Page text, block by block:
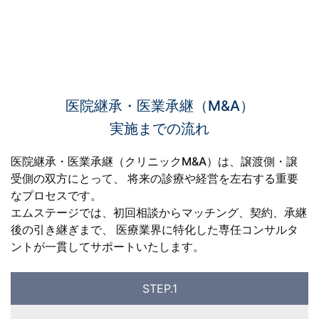
医院継承・医業承継（M&A）
実施までの流れ
医院継承・医業承継（クリニックM&A）は、譲渡側・譲
受側の双方にとって、
将来の診療や経営を左右する重要
なプロセスです。
エムステージでは、初回相談からマッチング、契約、承継
後の引き継ぎまで、
医療業界に特化した専任コンサルタ
ントが一貫してサポートいたします。
STEP.1